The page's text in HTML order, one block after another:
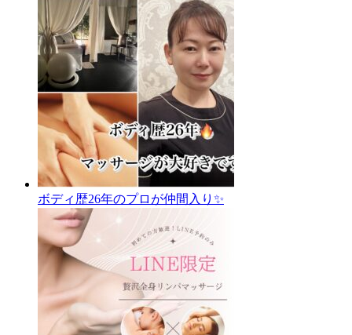
ボディ歴26年のプロが仲間入り✨